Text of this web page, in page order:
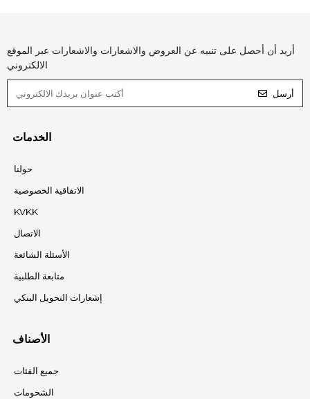
أريد أن أحصل على تنبيه عن العروض والاشعارات والاشعارات عبر الموقع
الالكتروني
أرسل
الخدمات
حولنا
الاتفاقية الخصوصية
KVKK
الاتصال
الأسئلة الشائعة
متابعة الطلبية
إشعارات التحويل البنكي
الأصناف
جميع الفئات
الشحومات